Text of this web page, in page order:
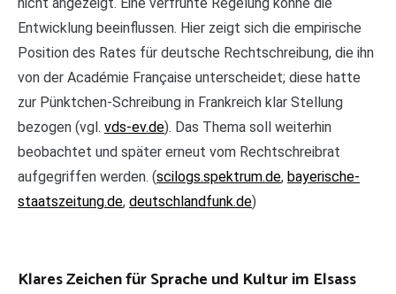
Entwicklung beeinflussen. Hier zeigt sich die empirische
Position des Rates für deutsche Rechtschreibung, die ihn
von der Académie Française unterscheidet; diese hatte
zur Pünktchen-Schreibung in Frankreich klar Stellung
bezogen (vgl. vds-ev.de). Das Thema soll weiterhin
beobachtet und später erneut vom Rechtschreibrat
aufgegriffen werden. (scilogs.spektrum.de, bayerische-
staatszeitung.de, deutschlandfunk.de)
Klares Zeichen für Sprache und Kultur im Elsass